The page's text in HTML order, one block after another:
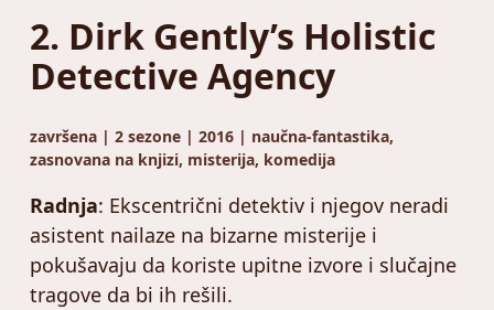
2. Dirk Gently’s Holistic
Detective Agency
završena | 2 sezone | 2016 | naučna-fantastika,
zasnovana na knjizi, misterija, komedija
Radnja: Ekscentrični detektiv i njegov neradi
asistent nailaze na bizarne misterije i
pokušavaju da koriste upitne izvore i slučajne
tragove da bi ih rešili.